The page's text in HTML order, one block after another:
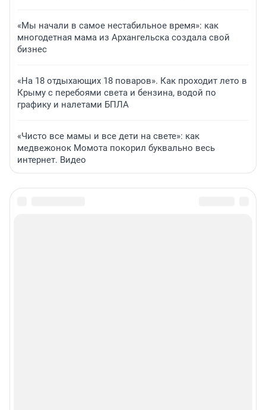
«Мы начали в самое нестабильное время»: как
многодетная мама из Архангельска создала свой
бизнес
«На 18 отдыхающих 18 поваров». Как проходит лето в
Крыму с перебоями света и бензина, водой по
графику и налетами БПЛА
«Чисто все мамы и все дети на свете»: как
медвежонок Момота покорил буквально весь
интернет. Видео